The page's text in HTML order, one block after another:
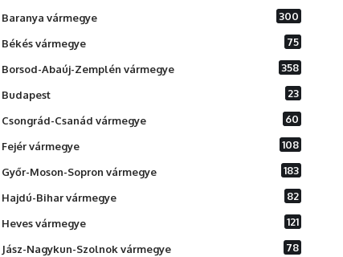
Baranya vármegye 300
Békés vármegye 75
Borsod-Abaúj-Zemplén vármegye 358
Budapest 23
Csongrád-Csanád vármegye 60
Fejér vármegye 108
Győr-Moson-Sopron vármegye 183
Hajdú-Bihar vármegye 82
Heves vármegye 121
Jász-Nagykun-Szolnok vármegye 78